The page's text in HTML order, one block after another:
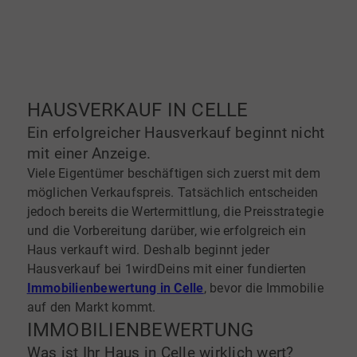
MARKTWERTEINSCHÄTZUNG
Was ist Ihre Immobilie heute wert?
Mit unserer kostenlosen Online-
Marktwerteinschätzung erhalten Sie in
wenigen Minuten eine erste Orientierung zum
aktuellen Wert Ihrer Immobilie. Für eine
präzise Bewertung berücksichtigen wir
anschließend zusätzlich Lage, Zustand,
Ausstattung und die aktuelle Marktsituation
in Celle.
HAUSVERKAUF IN CELLE
Ein erfolgreicher Hausverkauf beginnt nicht
mit einer Anzeige.
Viele Eigentümer beschäftigen sich zuerst mit dem
möglichen Verkaufspreis. Tatsächlich entscheiden
jedoch bereits die Wertermittlung, die Preisstrategie
und die Vorbereitung darüber, wie erfolgreich ein
Haus verkauft wird. Deshalb beginnt jeder
Hausverkauf bei 1wirdDeins mit einer fundierten
Immobilienbewertung in Celle,bevor die Immobilie
auf den Markt kommt.
IMMOBILIENBEWERTUNG
Was ist Ihr Haus in Celle wirklich wert?